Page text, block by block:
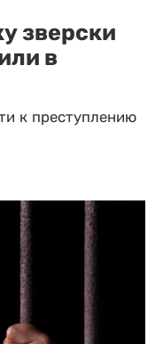
зверски
в
к преступлению